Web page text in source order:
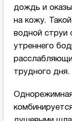
дождь и
на кожу.
водной струи
утреннего
трудного дня.